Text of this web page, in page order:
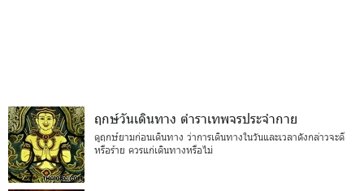
ฤกษ์วันเดินทาง ตำราเทพจรประจำกาย
ดูฤกษ์ยามก่อนเดินทาง ว่าการเดินทางในวันและเวลาดังกล่าวจะดี
หรือร้าย ควรแก่เดินทางหรือไม่